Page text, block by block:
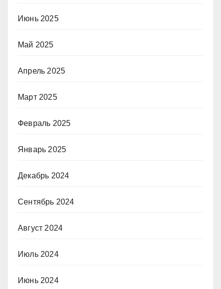
Июнь 2025
Май 2025
Апрель 2025
Март 2025
Февраль 2025
Январь 2025
Декабрь 2024
Сентябрь 2024
Август 2024
Июль 2024
Июнь 2024